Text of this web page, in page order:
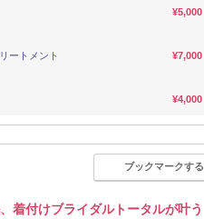
¥5,000
ートメント ¥7,000
¥4,000
ブックマークする
着付けブライダルトータルが叶う